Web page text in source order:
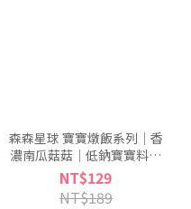
森森星球 寶寶燉飯系列｜香
濃南瓜菇菇｜低鈉寶寶料理
盒｜單盒入｜適合1歲以上｜
冷凍
NT$129
NT$189